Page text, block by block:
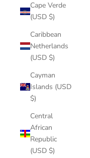
Cape Verde
(USD $)
Caribbean
Netherlands
(USD $)
Cayman
Islands (USD
$)
Central
African
Republic
(USD $)